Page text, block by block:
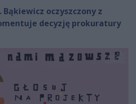
oczyszczony z
decyzję prokuratury